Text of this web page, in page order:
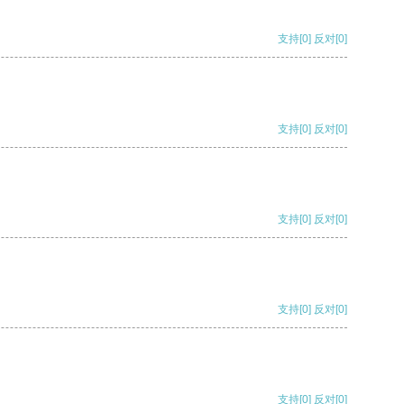
支持[0] 反对[0]
支持[0] 反对[0]
支持[0] 反对[0]
支持[0] 反对[0]
支持[0] 反对[0]